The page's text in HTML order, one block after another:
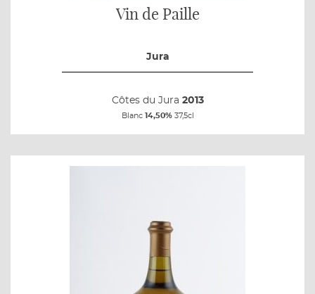
Vin de Paille
Jura
Côtes du Jura 2013
Blanc 14,50% 37,5cl